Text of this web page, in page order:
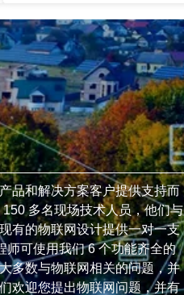
品和解决方案客户提供支持而
多名现场技术人员，他们与
有的物联网设计提供一对一支
师可使用我们 6 个功能齐全的
多数与物联网相关的问题，并
欢迎您提出物联网问题，并有